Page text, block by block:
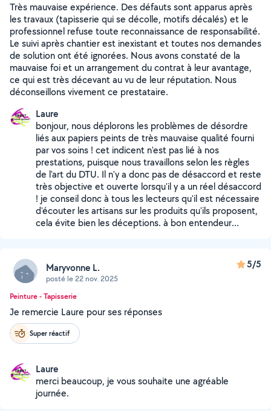
Très mauvaise expérience. Des défauts sont apparus après
les travaux (tapisserie qui se décolle, motifs décalés) et le
professionnel refuse toute reconnaissance de responsabilité.
Le suivi après chantier est inexistant et toutes nos demandes
de solution ont été ignorées. Nous avons constaté de la
mauvaise foi et un arrangement du contrat à leur avantage,
ce qui est très décevant au vu de leur réputation. Nous
déconseillons vivement ce prestataire.
Laure
bonjour, nous déplorons les problèmes de désordre
liés aux papiers peints de très mauvaise qualité fourni
par vos soins ! cet indicent n'est pas lié à nos
prestations, puisque nous travaillons selon les règles
de l'art du DTU. Il n'y a donc pas de désaccord et reste
très objective et ouverte lorsqu'il y a un réel désaccord
! je conseil donc à tous les lecteurs qu'il est nécessaire
d'écouter les artisans sur les produits qu'ils proposent,
cela évite bien les déceptions. à bon entendeur...
Maryvonne L.
posté le 22 nov. 2025
5/5
Peinture - Tapisserie
Je remercie Laure pour ses réponses
Super réactif
Laure
merci beaucoup, je vous souhaite une agréable
journée.